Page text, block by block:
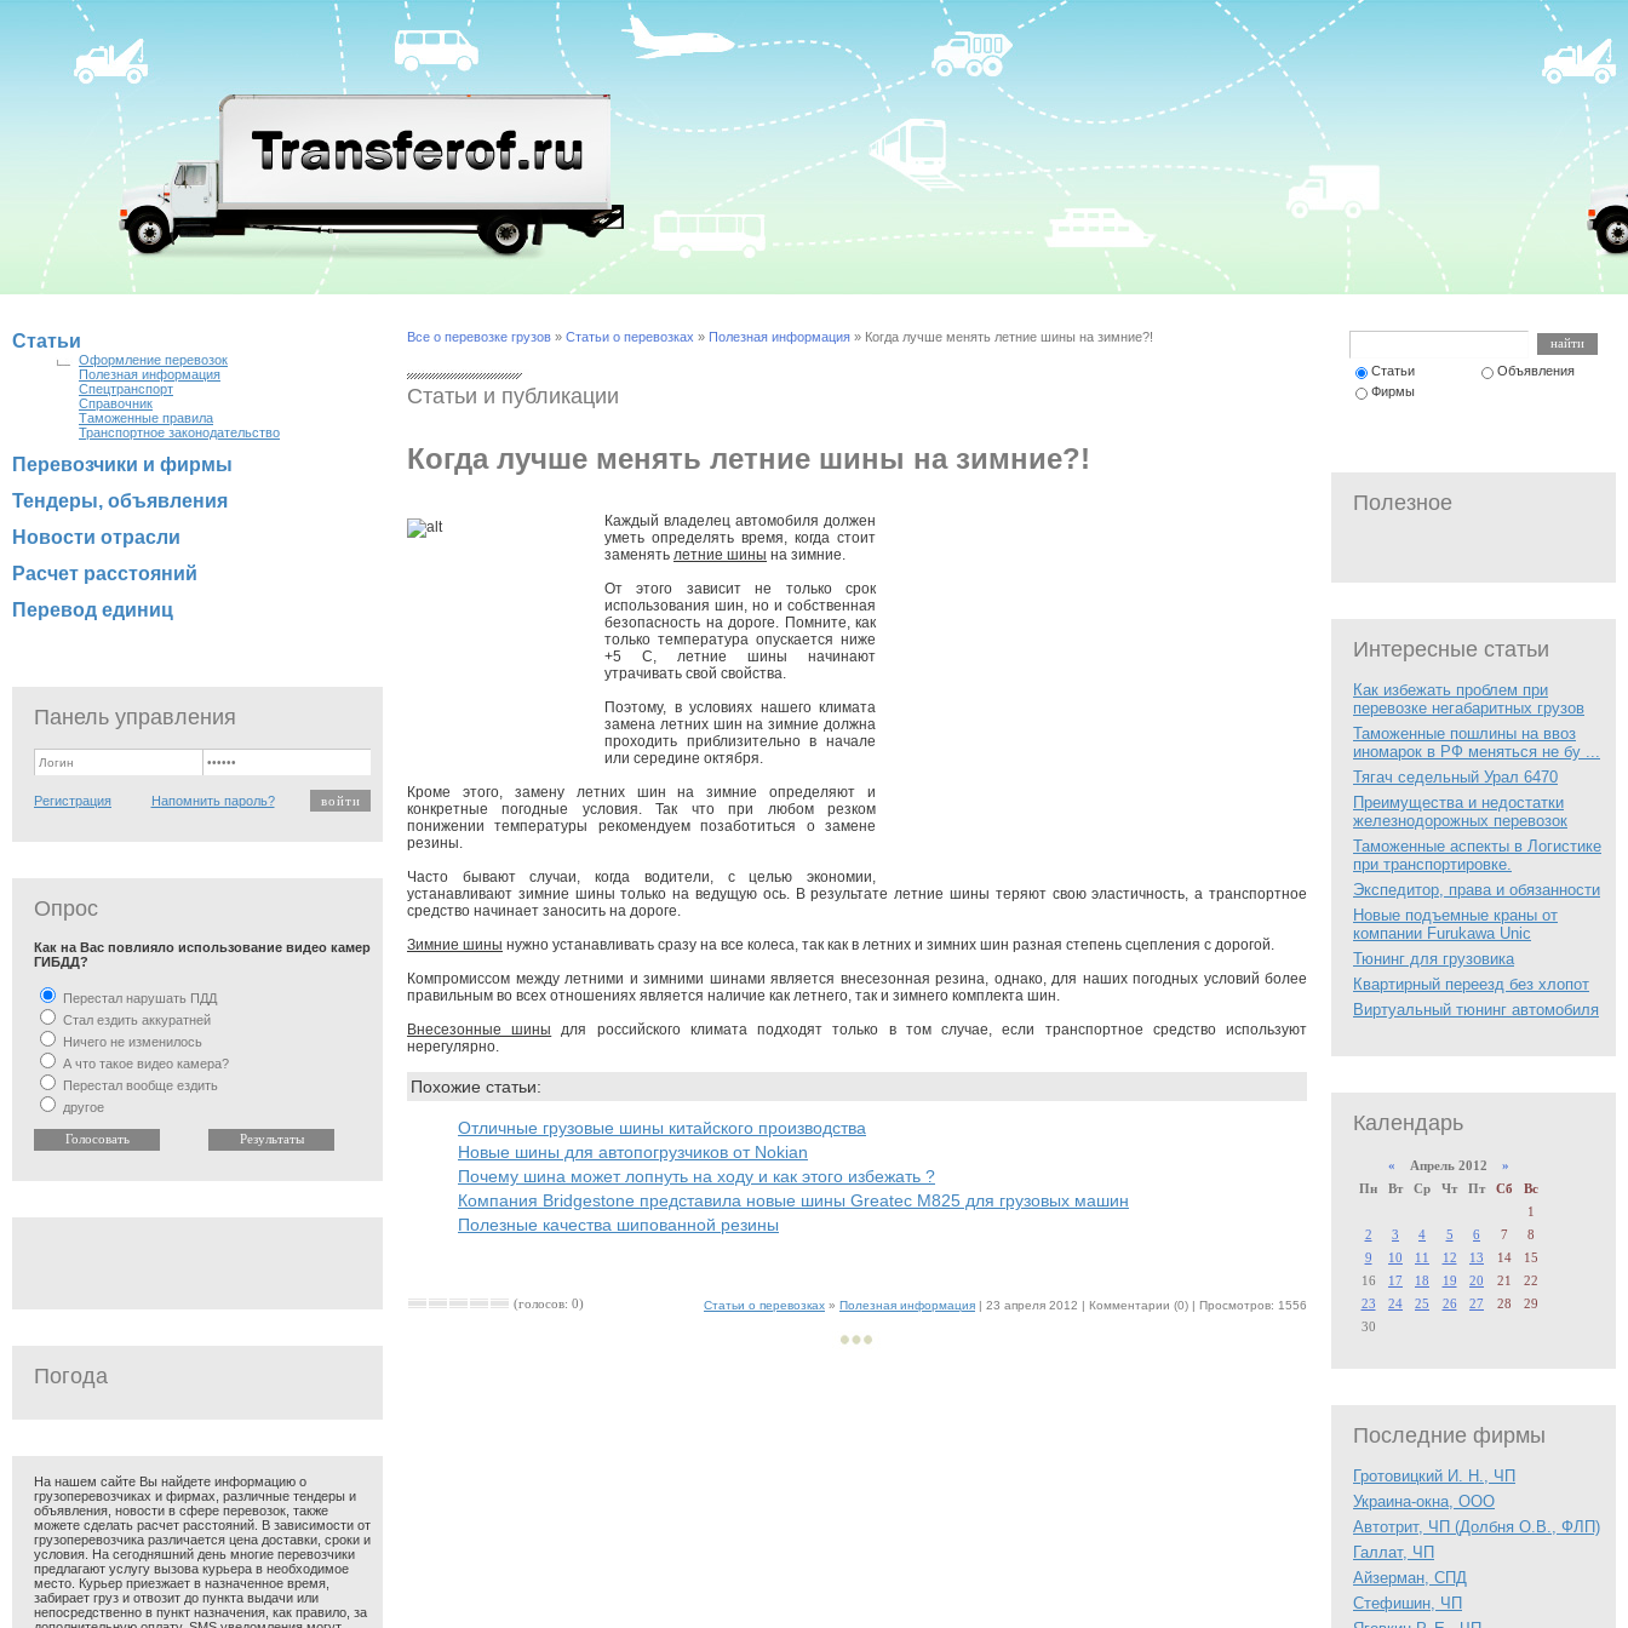
Статьи
Оформление перевозок
Полезная информация
Спецтранспорт
Справочник
Таможенные правила
Транспортное законодательство
Перевозчики и фирмы
Тендеры, объявления
Новости отрасли
Расчет расстояний
Перевод единиц
Панель управления
Регистрация Напомнить пароль?
Опрос
Как на Вас повлияло использование видео камер
ГИБДД?
Перестал нарушать ПДД
Стал ездить аккуратней
Ничего не изменилось
А что такое видео камера?
Перестал вообще ездить
другое
Погода
На нашем сайте Вы найдете информацию о
грузоперевозчиках и фирмах, различные тендеры и
объявления, новости в сфере перевозок, также
можете сделать расчет расстояний. В зависимости от
грузоперевозчика различается цена доставки, сроки и
условия. На сегодняшний день многие перевозчики
предлагают услугу вызова курьера в необходимое
место. Курьер приезжает в назначенное время,
забирает груз и отвозит до пункта выдачи или
непосредственно в пункт назначения, как правило, за
Все о перевозке грузов » Статьи о перевозках » Полезная информация » Когда лучше менять летние шины на зимние?!
Статьи и публикации
Когда лучше менять летние шины на зимние?!
Каждый владелец автомобиля должен
уметь определять время, когда стоит
заменять летние шины на зимние.
От этого зависит не только срок
использования шин, но и собственная
безопасность на дороге. Помните, как
только температура опускается ниже
+5 С, летние шины начинают
утрачивать свой свойства.
Поэтому, в условиях нашего климата
замена летних шин на зимние должна
проходить приблизительно в начале
или середине октября.
Кроме этого, замену летних шин на зимние определяют и
конкретные погодные условия. Так что при любом резком
понижении температуры рекомендуем позаботиться о замене
резины.
Часто бывают случаи, когда водители, с целью экономии,
устанавливают зимние шины только на ведущую ось. В результате летние шины теряют свою эластичность, а транспортное
средство начинает заносить на дороге.
Зимние шины нужно устанавливать сразу на все колеса, так как в летних и зимних шин разная степень сцепления с дорогой.
Компромиссом между летними и зимними шинами является внесезонная резина, однако, для наших погодных условий более
правильным во всех отношениях является наличие как летнего, так и зимнего комплекта шин.
Внесезонные шины для российского климата подходят только в том случае, если транспортное средство используют
нерегулярно.
Похожие статьи:
Отличные грузовые шины китайского производства
Новые шины для автопогрузчиков от Nokian
Почему шина может лопнуть на ходу и как этого избежать ?
Компания Bridgestone представила новые шины Greatec M825 для грузовых машин
Полезные качества шипованной резины
(голосов: 0) Статьи о перевозках » Полезная информация | 23 апреля 2012 | Комментарии (0) | Просмотров: 1556
Статьи
Объявления
Фирмы
Полезное
Интересные статьи
Как избежать проблем при
перевозке негабаритных грузов
Таможенные пошлины на ввоз
иномарок в РФ меняться не бу ...
Тягач седельный Урал 6470
Преимущества и недостатки
железнодорожных перевозок
Таможенные аспекты в Логистике
при транспортировке.
Экспедитор, права и обязанности
Новые подъемные краны от
компании Furukawa Unic
Тюнинг для грузовика
Квартирный переезд без хлопот
Виртуальный тюнинг автомобиля
Календарь
« Апрель 2012 »
Пн
Вт Ср Чт Пт Сб
Вс
1
2
3 4 5 6 7
8
9
10 11 12 13 14
15
16
17 18 19 20 21
22
23
24 25 26 27 28
29
30
Последние фирмы
Гротовицкий И. Н., ЧП
Украина-окна, ООО
Автотрит, ЧП (Долбня О.В., ФЛП)
Галлат, ЧП
Айзерман, СПД
Стефишин, ЧП